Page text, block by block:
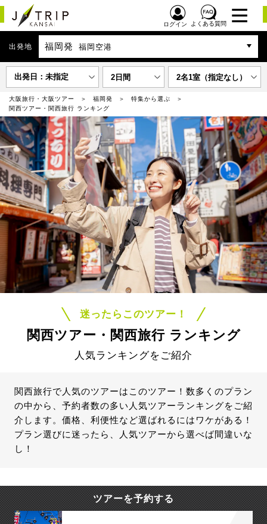
ログイン よくある質問
出発地 福岡発 福岡空港
出発日：未指定 2日間 2名1室（指定なし）
大阪旅行・大阪ツアー 福岡発
特集から選ぶ
関西ツアー・関西旅行 ランキング
迷ったらこのツアー！
関西ツアー・関西旅行 ランキング
人気ランキングをご紹介
関西旅行で人気のツアーはこのツアー！数多くのプラン
の中から、予約者数の多い人気ツアーランキングをご紹
介します。価格、利便性など選ばれるにはワケがある！
プラン選びに迷ったら、人気ツアーから選べば間違いな
し！
ツアーを予約する